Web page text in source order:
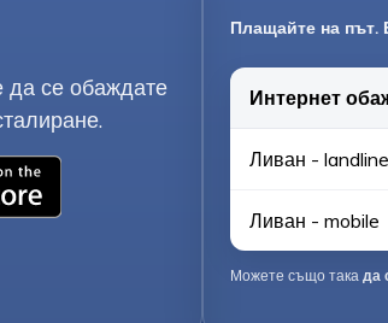
да се обаждате
Плащайте на път.
Интернет
Ливан - landline
Ливан - mobile
Можете също така да